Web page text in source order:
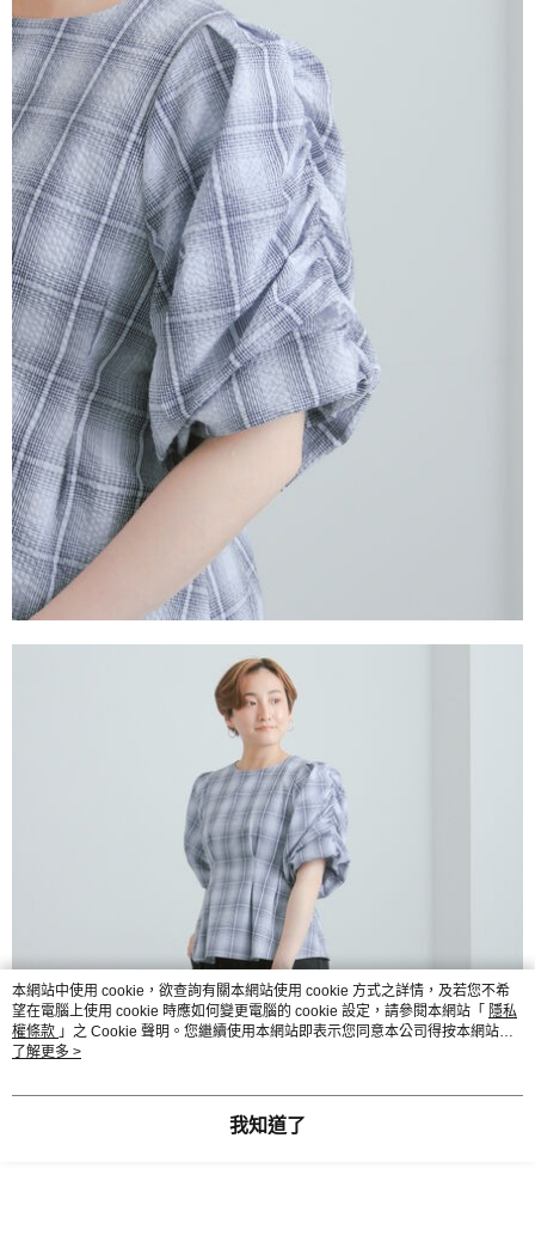
本網站中使用 cookie，欲查詢有關本網站使用 cookie 方式之詳情，及若您不希
望在電腦上使用 cookie 時應如何變更電腦的 cookie 設定，請參閱本網站「 隱私
權條款 」之 Cookie 聲明。您繼續使用本網站即表示您同意本公司得按本網站使
用條款之 Cookie 聲明使用 cookie。
了解更多 >
我知道了